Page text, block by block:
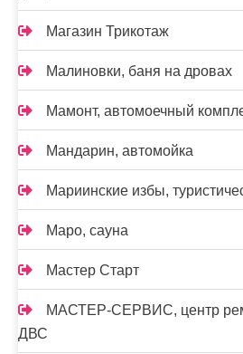
Магазин Трикотаж
Малиновки, баня на дровах
Мамонт, автомоечный
Мандарин, автомойка
Мариинские избы,
Маро, сауна
Мастер Старт
МАСТЕР-СЕРВИС, центр
ДВС